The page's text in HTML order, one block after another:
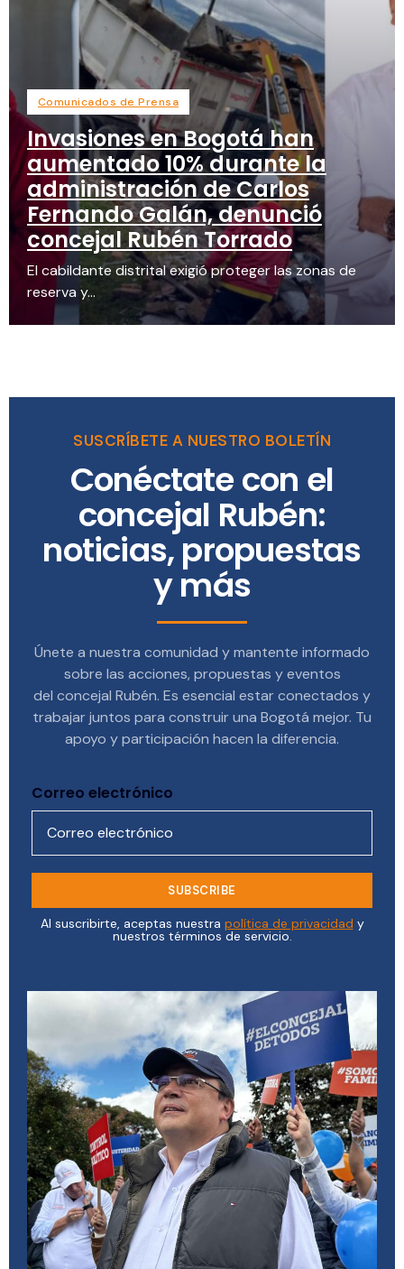
Comunicados de Prensa
Invasiones en Bogotá han
aumentado 10% durante la
administración de Carlos
Fernando Galán, denunció
concejal Rubén Torrado
El cabildante distrital exigió proteger las zonas de
reserva y...
SUSCRÍBETE A NUESTRO BOLETÍN
Conéctate con el
concejal Rubén:
noticias, propuestas
y más
Únete a nuestra comunidad y mantente informado
sobre las acciones, propuestas y eventos
del concejal Rubén. Es esencial estar conectados y
trabajar juntos para construir una Bogotá mejor. Tu
apoyo y participación hacen la diferencia.
Correo electrónico
Al suscribirte, aceptas nuestra política de privacidad y
nuestros términos de servicio.